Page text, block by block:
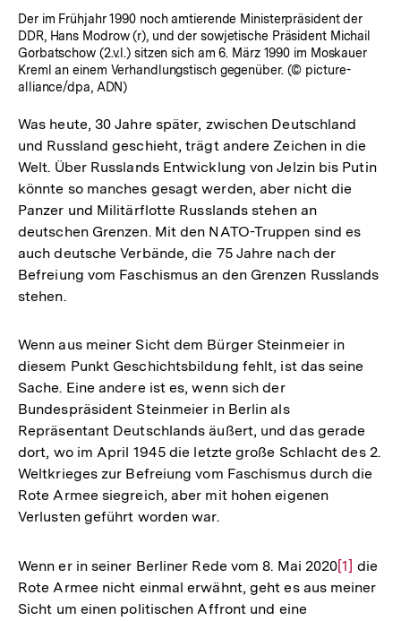
Der im Frühjahr 1990 noch amtierende Ministerpräsident der
DDR, Hans Modrow (r), und der sowjetische Präsident Michail
Gorbatschow (2.v.l.) sitzen sich am 6. März 1990 im Moskauer
Kreml an einem Verhandlungstisch gegenüber. (© picture-
alliance/dpa, ADN)
Was heute, 30 Jahre später, zwischen Deutschland
und Russland geschieht, trägt andere Zeichen in die
Welt. Über Russlands Entwicklung von Jelzin bis Putin
könnte so manches gesagt werden, aber nicht die
Panzer und Militärflotte Russlands stehen an
deutschen Grenzen. Mit den NATO-Truppen sind es
auch deutsche Verbände, die 75 Jahre nach der
Befreiung vom Faschismus an den Grenzen Russlands
stehen.
Wenn aus meiner Sicht dem Bürger Steinmeier in
diesem Punkt Geschichtsbildung fehlt, ist das seine
Sache. Eine andere ist es, wenn sich der
Bundespräsident Steinmeier in Berlin als
Repräsentant Deutschlands äußert, und das gerade
dort, wo im April 1945 die letzte große Schlacht des 2.
Weltkrieges zur Befreiung vom Faschismus durch die
Rote Armee siegreich, aber mit hohen eigenen
Verlusten geführt worden war.
Wenn er in seiner Berliner Rede vom 8. Mai 2020Zur
[1] die
Rote Armee nicht einmal erwähnt, geht es aus meiner
Sicht um einen politischen Affront und eine